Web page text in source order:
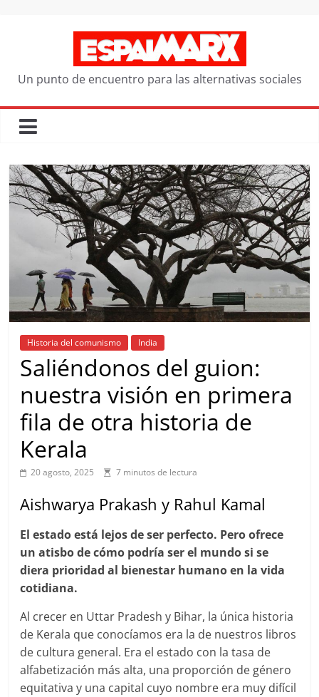
Un punto de encuentro para las alternativas sociales
Historia del comunismo India
Saliéndonos del guion:
nuestra visión en primera
fila de otra historia de
Kerala
20 agosto, 2025 7 minutos de lectura
Aishwarya Prakash y Rahul Kamal
El estado está lejos de ser perfecto. Pero ofrece
un atisbo de cómo podría ser el mundo si se
diera prioridad al bienestar humano en la vida
cotidiana.
Al crecer en Uttar Pradesh y Bihar, la única historia
de Kerala que conocíamos era la de nuestros libros
de cultura general. Era el estado con la tasa de
alfabetización más alta, una proporción de género
equitativa y una capital cuyo nombre era muy difícil